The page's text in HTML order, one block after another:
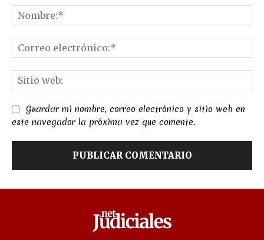
Guardar mi nombre, correo electrónico y sitio web en
este navegador la próxima vez que comente.